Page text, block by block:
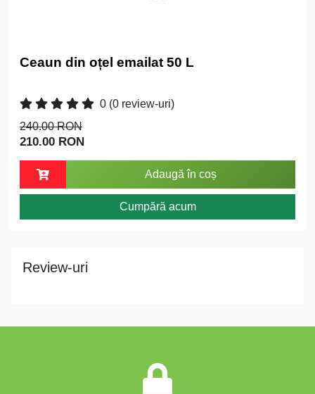
Ceaun din oțel emailat 50 L
0 (0 review-uri)
240.00 RON
210.00 RON
Adaugă în coș
Cumpără acum
Review-uri